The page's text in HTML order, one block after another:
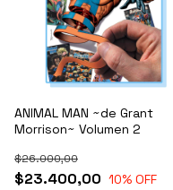
ANIMAL MAN ~de Grant
Morrison~ Volumen 2
$23.400,00
$26.000,00
10% OFF